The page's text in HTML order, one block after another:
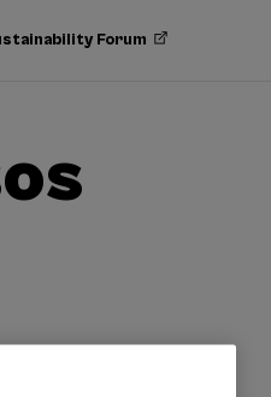
Forum